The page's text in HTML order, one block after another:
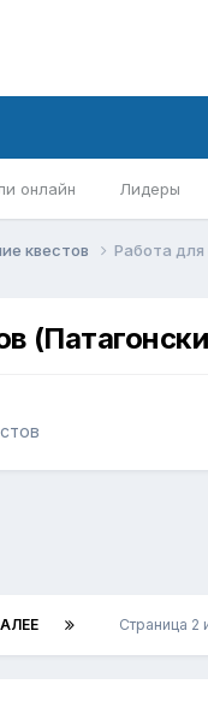
онлайн Лидеры
квестов Работа
Страница 2